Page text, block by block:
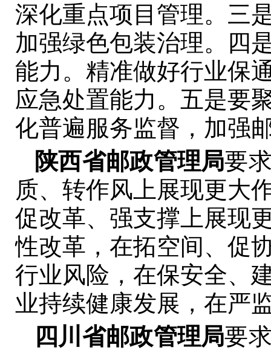
深化重点项目管理。三
加强绿色包装治理。四
能力。精准做好行业保
应急处置能力。五是要
化普遍服务监督，加强
陕西省邮政管理局要
质、转作风上展现更大
促改革、强支撑上展现
性改革，在拓空间、促
行业风险，在保安全、
业持续健康发展，在严
四川省邮政管理局要